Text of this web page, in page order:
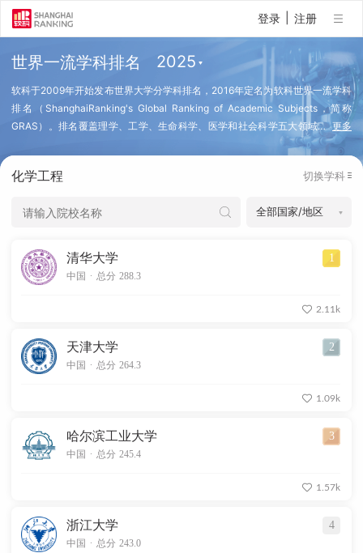
登录 注册
世界一流学科排名
…更多
软科于2009年开始发布世界大学分学科排名，2016年定名为软科世界一流学科
排名（ShanghaiRanking's Global Ranking of Academic Subjects，简称
GRAS）。排名覆盖理学、工学、生命科学、医学和社会科学五大领域
的57个学科，排名指标体系设置世界一流教师、世界一流成果、高水平研究成
每年约有来自全球100个国家和地区的2000所高校的20000个学科点上榜。
化学工程 切换学科
清华大学 1
中国 . 总分 288.3
2.11k
天津大学 2
中国 . 总分 264.3
1.09k
哈尔滨工业大学 3
中国 . 总分 245.4
1.57k
浙江大学 4
中国 . 总分 243.0